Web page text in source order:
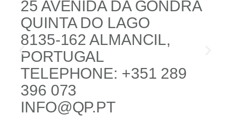
25 AVENIDA DA GONDRA
QUINTA DO LAGO
8135-162 ALMANCIL,
PORTUGAL
TELEPHONE: +351 289
396 073
INFO@QP.PT